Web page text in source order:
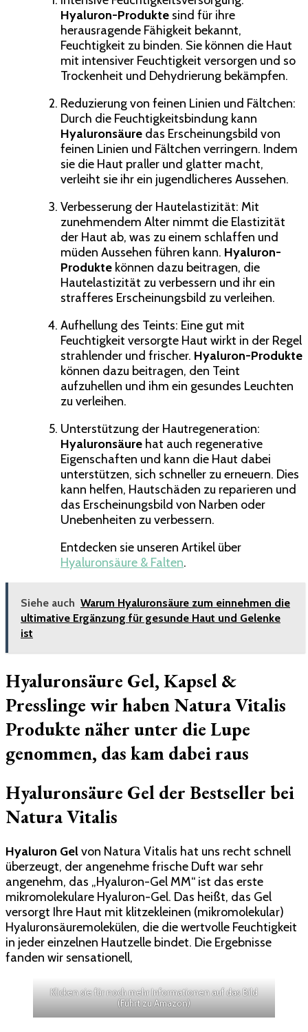
Hyaluron-Produkte sind für ihre
herausragende Fähigkeit bekannt,
Feuchtigkeit zu binden. Sie können die Haut
mit intensiver Feuchtigkeit versorgen und so
Trockenheit und Dehydrierung bekämpfen.
Reduzierung von feinen Linien und Fältchen:
Durch die Feuchtigkeitsbindung kann
Hyaluronsäure das Erscheinungsbild von
feinen Linien und Fältchen verringern. Indem
sie die Haut praller und glatter macht,
verleiht sie ihr ein jugendlicheres Aussehen.
Verbesserung der Hautelastizität: Mit
zunehmendem Alter nimmt die Elastizität
der Haut ab, was zu einem schlaffen und
müden Aussehen führen kann. Hyaluron-
Produkte können dazu beitragen, die
Hautelastizität zu verbessern und ihr ein
strafferes Erscheinungsbild zu verleihen.
Aufhellung des Teints: Eine gut mit
Feuchtigkeit versorgte Haut wirkt in der Regel
strahlender und frischer. Hyaluron-Produkte
können dazu beitragen, den Teint
aufzuhellen und ihm ein gesundes Leuchten
zu verleihen.
Unterstützung der Hautregeneration:
Hyaluronsäure hat auch regenerative
Eigenschaften und kann die Haut dabei
unterstützen, sich schneller zu erneuern. Dies
kann helfen, Hautschäden zu reparieren und
das Erscheinungsbild von Narben oder
Unebenheiten zu verbessern.
Entdecken sie unseren Artikel über
Hyaluronsäure & Falten.
Siehe auch Warum Hyaluronsäure zum einnehmen die
ultimative Ergänzung für gesunde Haut und Gelenke
ist
Hyaluronsäure Gel, Kapsel &
Presslinge wir haben Natura Vitalis
Produkte näher unter die Lupe
genommen, das kam dabei raus
Hyaluronsäure Gel der Bestseller bei
Natura Vitalis
Hyaluron Gelvon Natura Vitalis hat uns recht schnell
überzeugt, der angenehme frische Duft war sehr
angenehm, das „Hyaluron-Gel MM“ ist das erste
mikromolekulare Hyaluron-Gel. Das heißt, das Gel
versorgt Ihre Haut mit klitzekleinen (mikromolekular)
Hyaluronsäuremolekülen, die die wertvolle Feuchtigkeit
in jeder einzelnen Hautzelle bindet. Die Ergebnisse
fanden wir sensationell,
Klicken sie für noch mehr Informationen auf das Bild
(Führt zu Amazon)